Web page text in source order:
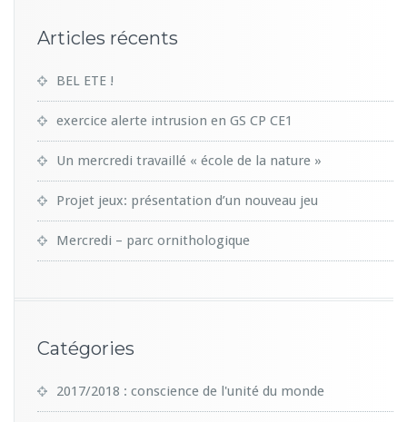
Articles récents
BEL ETE !
exercice alerte intrusion en GS CP CE1
Un mercredi travaillé « école de la nature »
Projet jeux: présentation d’un nouveau jeu
Mercredi – parc ornithologique
Catégories
2017/2018 : conscience de l'unité du monde